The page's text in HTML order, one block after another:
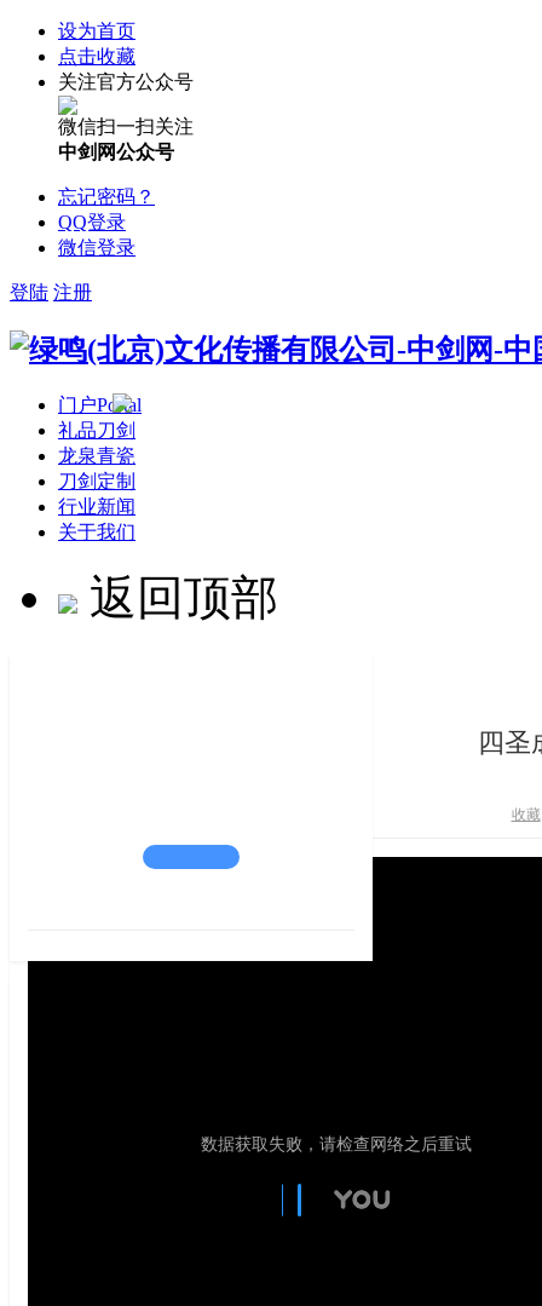
设为首页
点击收藏
关注官方公众号
微信扫一扫关注
中剑网公众号
忘记密码？
QQ登录
微信登录
登陆 注册
门户Portal
礼品刀剑
龙泉青瓷
刀剑定制
行业新闻
关于我们
返回顶部
四圣
收藏